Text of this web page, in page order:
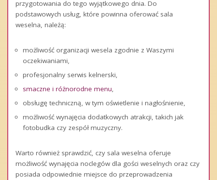
przygotowania do tego wyjątkowego dnia. Do
podstawowych usług, które powinna oferować sala
weselna, należą:
możliwość organizacji wesela zgodnie z Waszymi
oczekiwaniami,
profesjonalny serwis kelnerski,
smaczne i różnorodne menu,
obsługę techniczną, w tym oświetlenie i nagłośnienie,
możliwość wynajęcia dodatkowych atrakcji, takich jak
fotobudka czy zespół muzyczny.
Warto również sprawdzić, czy sala weselna oferuje
możliwość wynajęcia noclegów dla gości weselnych oraz czy
posiada odpowiednie miejsce do przeprowadzenia